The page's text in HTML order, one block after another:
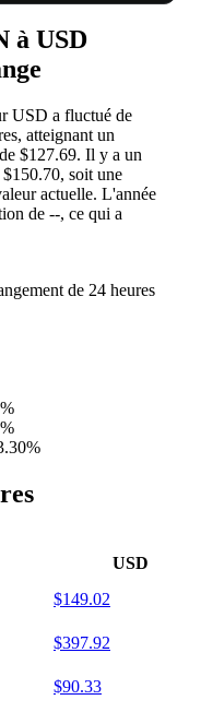
à USD
USD a fluctué de
atteignant un
$127.69. Il y a un
soit une
actuelle. L'année
de --, ce qui a
de 24 heures
USD
$149.02
$397.92
$90.33